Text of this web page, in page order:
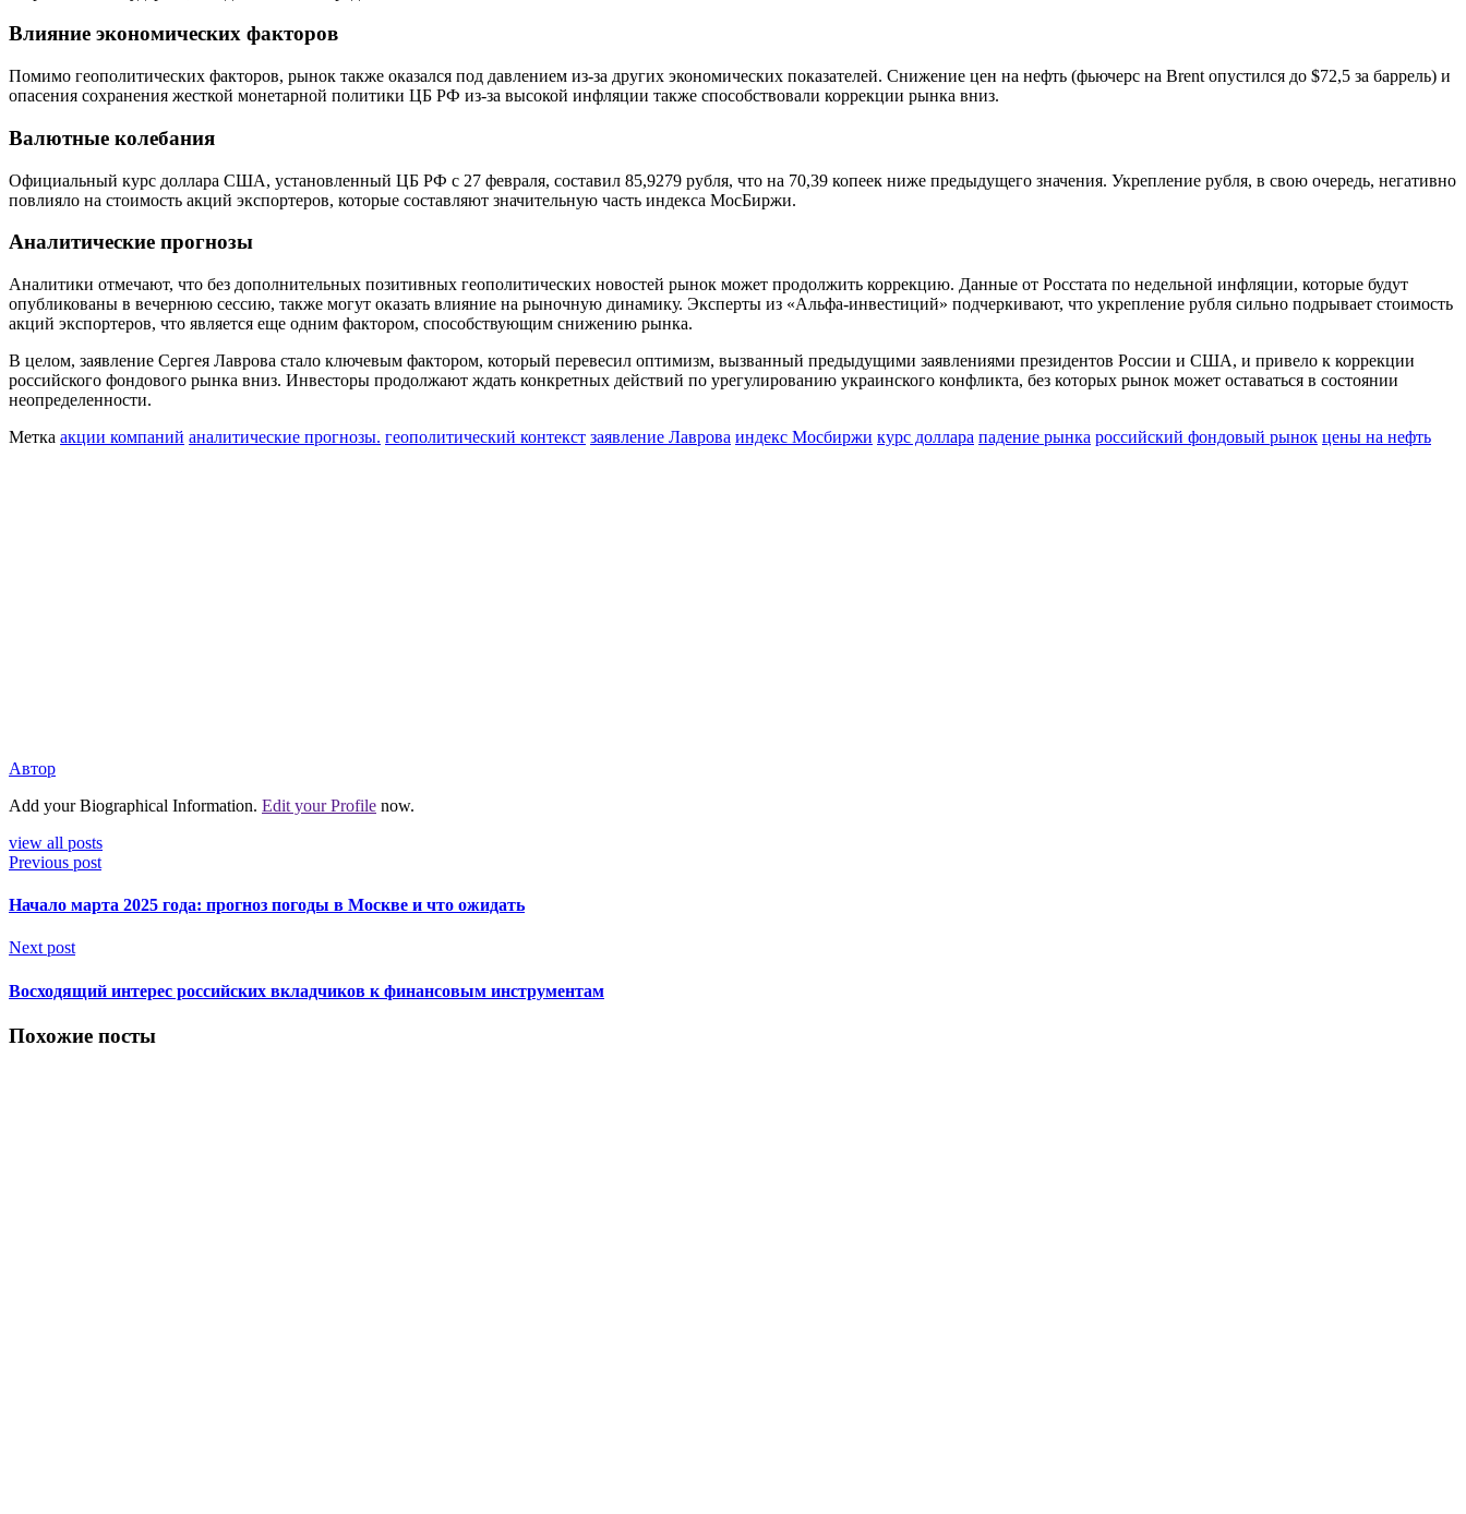
Влияние экономических факторов
Помимо геополитических факторов, рынок также оказался под давлением из-за других экономических показателей. Снижение цен на нефть (фьючерс на Brent опустился до $72,5 за баррель) и
опасения сохранения жесткой монетарной политики ЦБ РФ из-за высокой инфляции также способствовали коррекции рынка вниз.
Валютные колебания
Официальный курс доллара США, установленный ЦБ РФ с 27 февраля, составил 85,9279 рубля, что на 70,39 копеек ниже предыдущего значения. Укрепление рубля, в свою очередь, негативно
повлияло на стоимость акций экспортеров, которые составляют значительную часть индекса МосБиржи.
Аналитические прогнозы
Аналитики отмечают, что без дополнительных позитивных геополитических новостей рынок может продолжить коррекцию. Данные от Росстата по недельной инфляции, которые будут
опубликованы в вечернюю сессию, также могут оказать влияние на рыночную динамику. Эксперты из «Альфа-инвестиций» подчеркивают, что укрепление рубля сильно подрывает стоимость
акций экспортеров, что является еще одним фактором, способствующим снижению рынка.
В целом, заявление Сергея Лаврова стало ключевым фактором, который перевесил оптимизм, вызванный предыдущими заявлениями президентов России и США, и привело к коррекции
российского фондового рынка вниз. Инвесторы продолжают ждать конкретных действий по урегулированию украинского конфликта, без которых рынок может оставаться в состоянии
неопределенности.
Метка акции компаний аналитические прогнозы. геополитический контекст заявление Лаврова индекс Мосбиржи курс доллара падение рынка российский фондовый рынок цены на нефть
Автор
Add your Biographical Information. Edit your Profile now.
view all posts
Previous post
Начало марта 2025 года: прогноз погоды в Москве и что ожидать
Next post
Восходящий интерес российских вкладчиков к финансовым инструментам
Похожие посты